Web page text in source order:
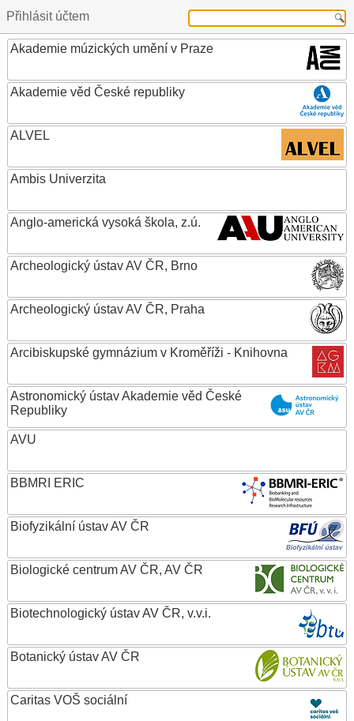
Přihlásit účtem
Akademie múzických umění v Praze
Akademie věd České republiky
ALVEL
Ambis Univerzita
Anglo-americká vysoká škola, z.ú.
Archeologický ústav AV ČR, Brno
Archeologický ústav AV ČR, Praha
Arcibiskupské gymnázium v Kroměříži - Knihovna
Astronomický ústav Akademie věd České
Republiky
AVU
BBMRI ERIC
Biofyzikální ústav AV ČR
Biologické centrum AV ČR, AV ČR
Biotechnologický ústav AV ČR, v.v.i.
Botanický ústav AV ČR
Caritas VOŠ sociální